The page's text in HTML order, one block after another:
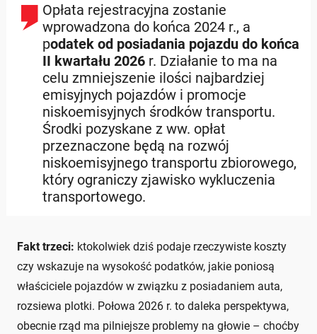
Opłata rejestracyjna zostanie
wprowadzona do końca 2024 r., a
podatek od posiadania pojazdu do końca
II kwartału 2026 r. Działanie to ma na
celu zmniejszenie ilości najbardziej
emisyjnych pojazdów i promocje
niskoemisyjnych środków transportu.
Środki pozyskane z ww. opłat
przeznaczone będą na rozwój
niskoemisyjnego transportu zbiorowego,
który ograniczy zjawisko wykluczenia
transportowego.
Fakt trzeci: ktokolwiek dziś podaje rzeczywiste koszty
czy wskazuje na wysokość podatków, jakie poniosą
właściciele pojazdów w związku z posiadaniem auta,
rozsiewa plotki. Połowa 2026 r. to daleka perspektywa,
obecnie rząd ma pilniejsze problemy na głowie – choćby